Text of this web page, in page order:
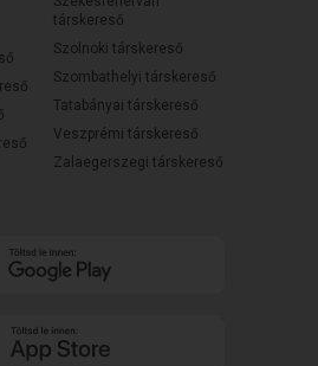
társkereső
Szolnoki társkereső
Szombathelyi társkereső
Tatabányai társkereső
Veszprémi társkereső
Zalaegerszegi társkereső